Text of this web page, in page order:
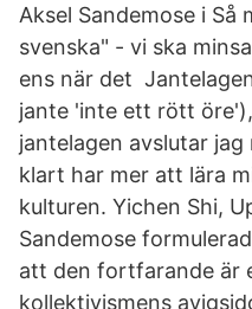
Aksel Sandemose i
svenska" - vi ska
ens när det
jante 'inte ett rött
jantelagen avslutar
klart har mer att lära
kulturen. Yichen Shi,
Sandemose
att den fortfarande är
kollektivismens